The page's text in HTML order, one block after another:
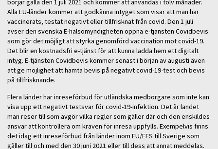
börjar gälla den 1 juli 2021 och kommer att användas i tolv månader.
Alla EU-länder kommer att godkänna intyget som visar att man har
vaccinerats, testat negativt eller tillfrisknat från covid. Den 1 juli
avser den svenska E-hälsomyndigheten öppna e-tjänsten Covidbevis
som gör det möjligt att styrka genomförd vaccination mot covid-19.
Det blir en kostnadsfri e-tjänst för att kunna ladda hem ett digitalt
intyg. E-tjänsten Covidbevis kommer senast i början av augusti även
att ge möjlighet att hämta bevis på negativt covid-19-test och bevis
på tillfrisknande.
Flera länder har inreseförbud för utländska medborgare som inte kan
visa upp ett negativt testsvar för covid-19-infektion. Det är landet
man reser till som avgör vilka regler som gäller där och den enskildes
ansvar att kontrollera om kraven för inresa uppfylls. Exempelvis finns
det idag ett inreseförbud från länder inom EU/EES till Sverige som
gäller till och med den 30 juni 2021 eller till dess att annat meddelas.